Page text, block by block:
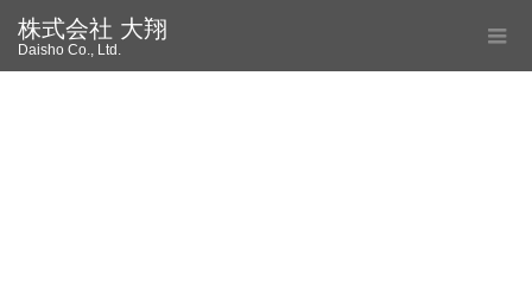
株式会社 大翔
Daisho Co., Ltd.